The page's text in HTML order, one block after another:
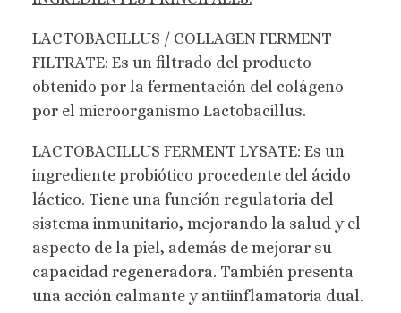
LACTOBACILLUS / COLLAGEN FERMENT
FILTRATE: Es un filtrado del producto
obtenido por la fermentación del colágeno
por el microorganismo Lactobacillus.
LACTOBACILLUS FERMENT LYSATE: Es un
ingrediente probiótico procedente del ácido
láctico. Tiene una función regulatoria del
sistema inmunitario, mejorando la salud y el
aspecto de la piel, además de mejorar su
capacidad regeneradora. También presenta
una acción calmante y antiinflamatoria dual.